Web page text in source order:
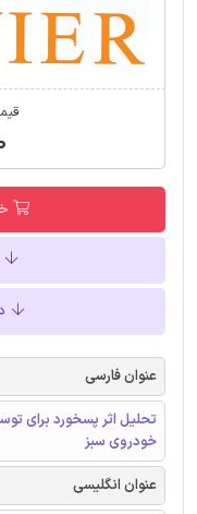
عنوان فارسی
تحلیل اثر پسخورد برای
خودروی سبز
عنوان انگلیسی